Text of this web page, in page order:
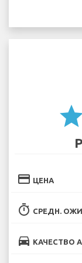
credit_card ЦЕНА
timer СРЕДН.
directions_car КАЧЕСТВО